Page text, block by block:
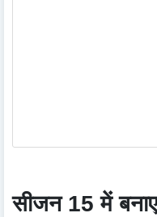
सीजन 15 में